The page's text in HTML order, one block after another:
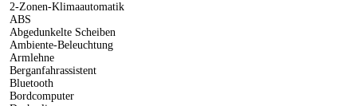
2-Zonen-Klimaautomatik
ABS
Abgedunkelte Scheiben
Ambiente-Beleuchtung
Armlehne
Berganfahrassistent
Bluetooth
Bordcomputer